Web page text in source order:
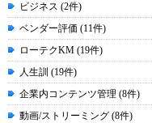
ビジネス (2件)
ベンダー評価 (11件)
ローテクKM (19件)
人生訓 (19件)
企業内コンテンツ管理 (8件)
動画/ストリーミング (8件)